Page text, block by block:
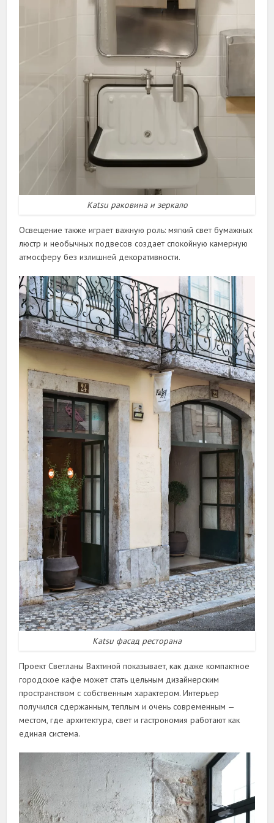
Katsu раковина и зеркало
Освещение также играет важную роль: мягкий свет бумажных
люстр и необычных подвесов создает спокойную камерную
атмосферу без излишней декоративности.
Katsu фасад ресторана
Проект Светланы Вахтиной показывает, как даже компактное
городское кафе может стать цельным дизайнерским
пространством с собственным характером. Интерьер
получился сдержанным, теплым и очень современным —
местом, где архитектура, свет и гастрономия работают как
единая система.